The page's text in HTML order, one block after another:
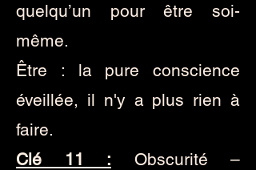
quelqu’un pour être soi-
même.
Être : la pure conscience
éveillée, il n'y a plus rien à
faire.
Clé 11 : Obscurité –